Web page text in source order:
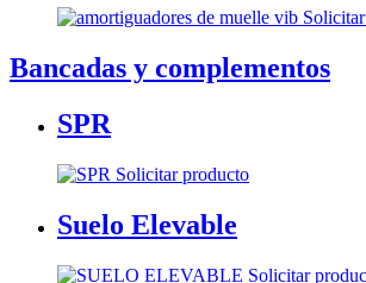
Bancadas y complementos
SPR
Solicitar producto
Suelo Elevable
Solicitar